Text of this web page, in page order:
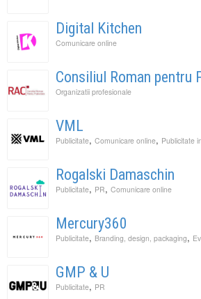
Digital Kitchen
Comunicare online
Consiliul Roman pentru
Organizatii profesionale
VML
Publicitate, Comunicare online, Publicitate
Rogalski Damaschin
Publicitate, PR, Comunicare online
Mercury360
Publicitate, Branding, design, packaging,
GMP & U
Publicitate, PR